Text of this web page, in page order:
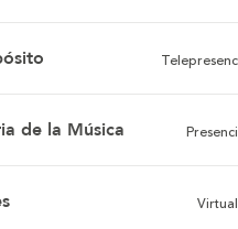
de la Música
Virtual